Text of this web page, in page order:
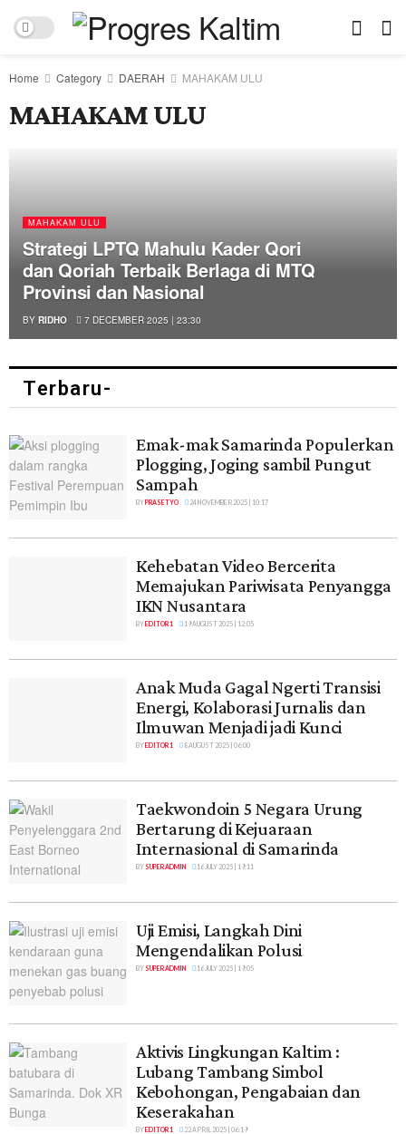
Home Category DAERAH MAHAKAM ULU
MAHAKAM ULU
MAHAKAM ULU
Strategi LPTQ Mahulu Kader Qori
dan Qoriah Terbaik Berlaga di MTQ
Provinsi dan Nasional
BY RIDHO 7 DECEMBER 2025 | 23:30
Terbaru-
Emak-mak Samarinda Populerkan
Plogging, Joging sambil Pungut
Sampah
BY PRASETYO 24 NOVEMBER 2025 | 10:17
Kehebatan Video Bercerita
Memajukan Pariwisata Penyangga
IKN Nusantara
BY EDITOR 1 19 AUGUST 2025 | 12:05
Anak Muda Gagal Ngerti Transisi
Energi, Kolaborasi Jurnalis dan
Ilmuwan Menjadi jadi Kunci
BY EDITOR 1 8 AUGUST 2025 | 06:00
Taekwondoin 5 Negara Urung
Bertarung di Kejuaraan
Internasional di Samarinda
BY SUPER ADMIN 16 JULY 2025 | 19:11
Uji Emisi, Langkah Dini
Mengendalikan Polusi
BY SUPER ADMIN 16 JULY 2025 | 19:05
Aktivis Lingkungan Kaltim :
Lubang Tambang Simbol
Kebohongan, Pengabaian dan
Keserakahan
BYEDITOR 1 22 APRIL 2025 | 06:19